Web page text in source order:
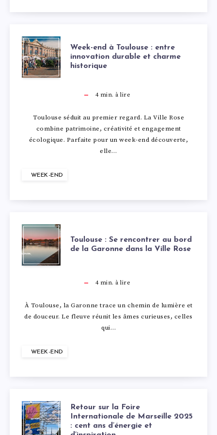
A
L
Y
S
A
T
R
O
N
O
I
U
E
,
G
6
:
V
O
R
E
C
A
P
D
B
S
E
P
O
N
T
R
E
A
C
T
U
A
I
E
E
L
’
A
K
I
L
L
M
A
R
S
I
L
E
0
2
5
:
W
E
K
-
À
T
U
L
O
U
E
Week-end à Toulouse : entre
innovation durable et charme
historique
4min. à lire
Toulouse séduit au premier regard. La Ville Rose
combine patrimoine, créativité et engagement
écologique. Parfaite pour un week-end découverte,
elle…
WEEK-END
T
O
L
U
S
E
:
Toulouse : Se rencontrer au bord
de la Garonne dans la Ville Rose
4min. à lire
À Toulouse, la Garonne trace un chemin de lumière et
de douceur. Le fleuve réunit les âmes curieuses, celles
qui…
WEEK-END
R
Retour sur la Foire
Internationale de Marseille 2025
: cent ans d’énergie et